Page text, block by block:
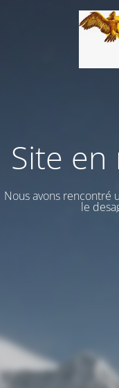
Site en
Nous avons rencontré
le